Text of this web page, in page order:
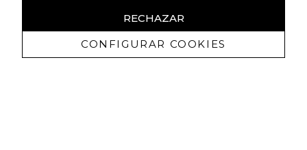
RECHAZAR
CONFIGURAR COOKIES